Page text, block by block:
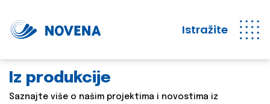
Istražite
Iz produkcije
Saznajte više o našim projektima i novostima iz